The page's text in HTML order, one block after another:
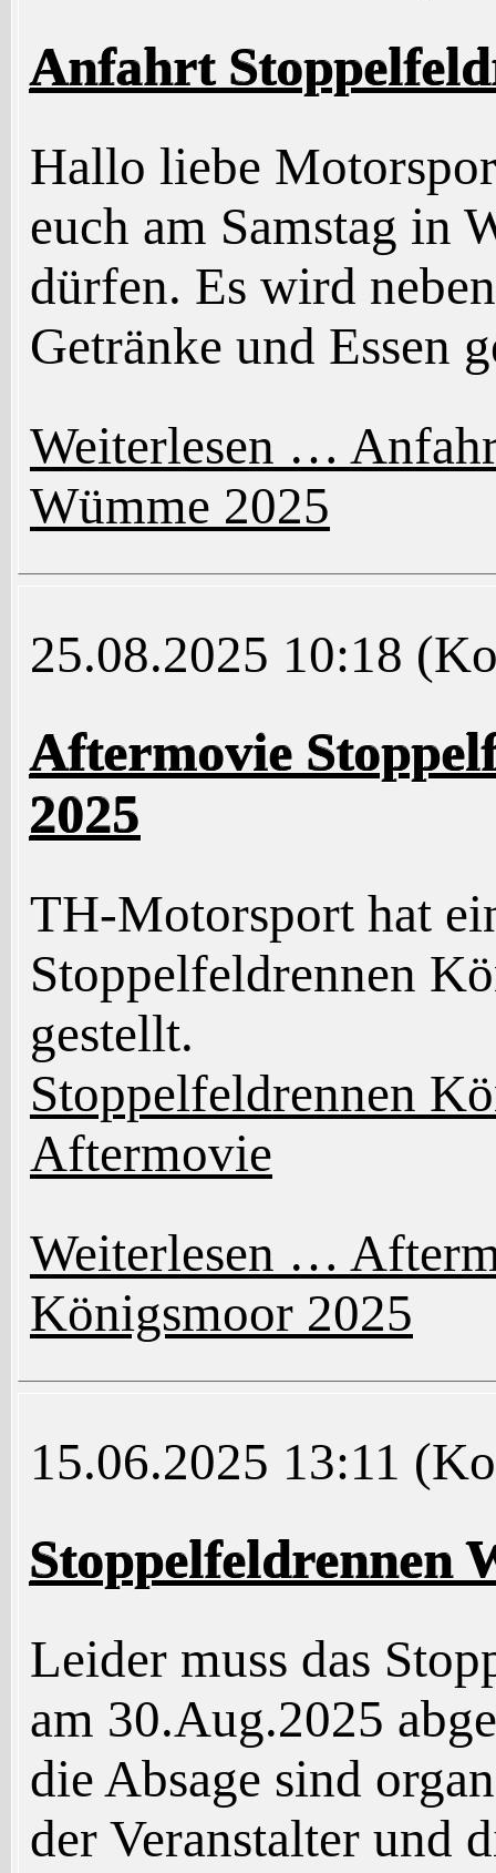
Anfahrt
Hallo liebe
euch am Samstag in
dürfen. Es wird
Getränke und Essen
Weiterlesen …
Wümme 2025
25.08.2025 10:18
Aftermovie
2025
TH-Motorsport hat
Stoppelfeldrennen
gestellt.
Stoppelfeldrennen
Aftermovie
Weiterlesen …
Königsmoor 2025
15.06.2025 13:11
Stoppelfeldrennen
Leider muss das
am 30.Aug.2025
die Absage sind
der Veranstalter und